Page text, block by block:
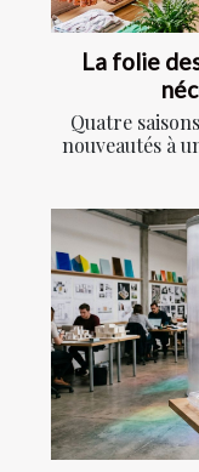
La folie
Quatre
nouveautés à